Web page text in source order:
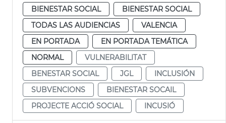
BIENESTAR SOCIAL
BIENESTAR SOCIAL
TODAS LAS AUDIENCIAS
VALENCIA
EN PORTADA
EN PORTADA TEMÁTICA
NORMAL
VULNERABILITAT
BENESTAR SOCIAL
JGL
INCLUSIÓN
SUBVENCIONS
BIENESTAR SOCAIL
PROJECTE ACCIÓ SOCIAL
INCUSIÓ